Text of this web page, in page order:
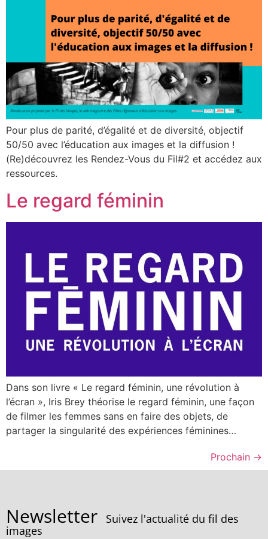
Pour plus de parité, d’égalité et de diversité, objectif
50/50 avec l’éducation aux images et la diffusion !
(Re)découvrez les Rendez-Vous du Fil#2 et accédez aux
ressources.
Le regard féminin
Dans son livre « Le regard féminin, une révolution à
l’écran », Iris Brey théorise le regard féminin, une façon
de filmer les femmes sans en faire des objets, de
partager la singularité des expériences féminines…
Prochain →
Newsletter
Suivez l'actualité du fil des
images